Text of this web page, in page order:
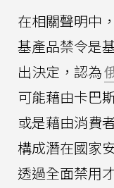
在相關聲明中
基產品禁令是
出決定，認為
可能藉由卡巴
或是藉由消費
構成潛在國家
透過全面禁用